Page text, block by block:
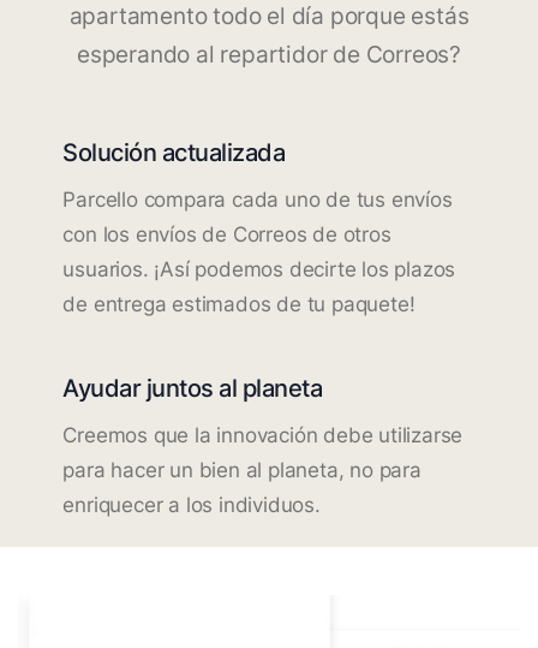
apartamento todo el día porque estás
esperando al repartidor de Correos?
Solución actualizada
Parcello compara cada uno de tus envíos
con los envíos de Correos de otros
usuarios. ¡Así podemos decirte los plazos
de entrega estimados de tu paquete!
Ayudar juntos al planeta
Creemos que la innovación debe utilizarse
para hacer un bien al planeta, no para
enriquecer a los individuos.